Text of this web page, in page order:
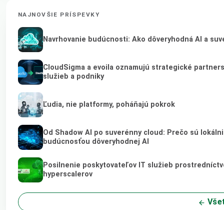
NAJNOVŠIE PRÍSPEVKY
Navrhovanie budúcnosti: Ako dôveryhodná AI a
CloudSigma a evoila oznamujú strategické
služieb a podniky
Ľudia, nie platformy, poháňajú pokrok
Od Shadow AI po suverénny cloud: Prečo sú
budúcnosťou dôveryhodnej AI
Posilnenie poskytovateľov IT služieb
hyperscalerov